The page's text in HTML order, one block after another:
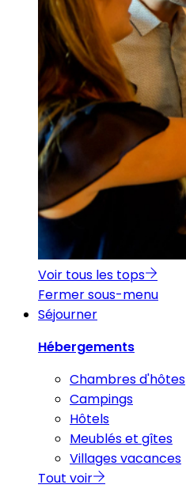
Voir tous les tops
Fermer sous-menu
Séjourner
Hébergements
Chambres d'hôtes
Campings
Hôtels
Meublés et gîtes
Villages vacances
Tout voir